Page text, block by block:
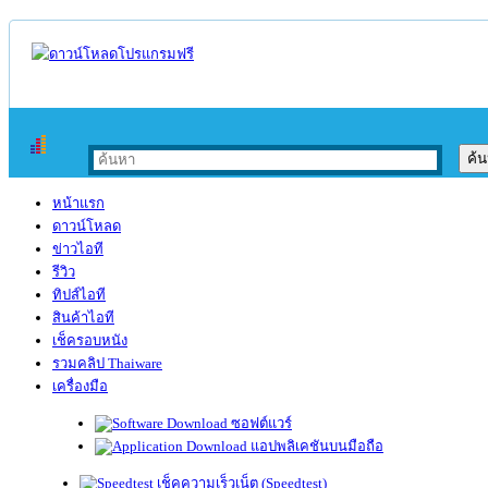
หน้าแรก
ดาวน์โหลด
ข่าวไอที
รีวิว
ทิปส์ไอที
สินค้าไอที
เช็ครอบหนัง
รวมคลิป Thaiware
เครื่องมือ
ซอฟต์แวร์
แอปพลิเคชันบนมือถือ
เช็คความเร็วเน็ต (Speedtest)